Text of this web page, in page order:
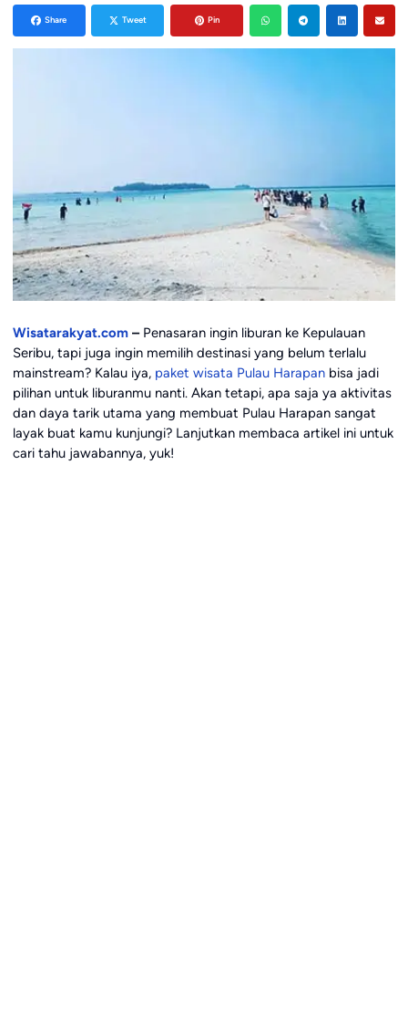
Share Tweet Pin
Wisatarakyat.com – Penasaran ingin liburan ke Kepulauan
Seribu, tapi juga ingin memilih destinasi yang belum terlalu
mainstream? Kalau iya, paket wisata Pulau Harapanbisa jadi
pilihan untuk liburanmu nanti. Akan tetapi, apa saja ya aktivitas
dan daya tarik utama yang membuat Pulau Harapan sangat
layak buat kamu kunjungi? Lanjutkan membaca artikel ini untuk
cari tahu jawabannya, yuk!